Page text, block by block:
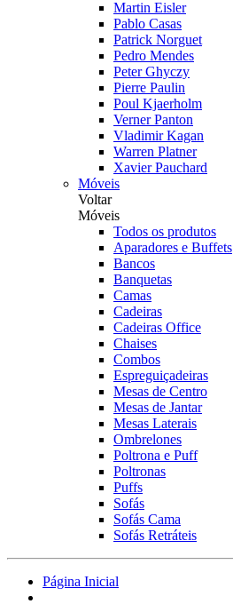
Martin Eisler
Pablo Casas
Patrick Norguet
Pedro Mendes
Peter Ghyczy
Pierre Paulin
Poul Kjaerholm
Verner Panton
Vladimir Kagan
Warren Platner
Xavier Pauchard
Móveis
Voltar
Móveis
Todos os produtos
Aparadores e Buffets
Bancos
Banquetas
Camas
Cadeiras
Cadeiras Office
Chaises
Combos
Espreguiçadeiras
Mesas de Centro
Mesas de Jantar
Mesas Laterais
Ombrelones
Poltrona e Puff
Poltronas
Puffs
Sofás
Sofás Cama
Sofás Retráteis
Página Inicial